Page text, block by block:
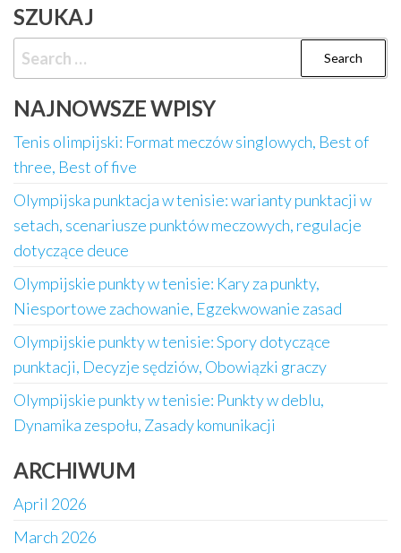
SZUKAJ
Search
for:
NAJNOWSZE WPISY
Tenis olimpijski: Format meczów singlowych, Best of
three, Best of five
Olympijska punktacja w tenisie: warianty punktacji w
setach, scenariusze punktów meczowych, regulacje
dotyczące deuce
Olympijskie punkty w tenisie: Kary za punkty,
Niesportowe zachowanie, Egzekwowanie zasad
Olympijskie punkty w tenisie: Spory dotyczące
punktacji, Decyzje sędziów, Obowiązki graczy
Olympijskie punkty w tenisie: Punkty w deblu,
Dynamika zespołu, Zasady komunikacji
ARCHIWUM
April 2026
March 2026